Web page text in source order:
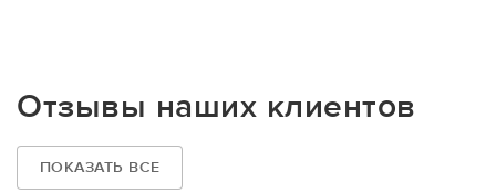
Отзывы наших клиентов
ПОКАЗАТЬ ВСЕ